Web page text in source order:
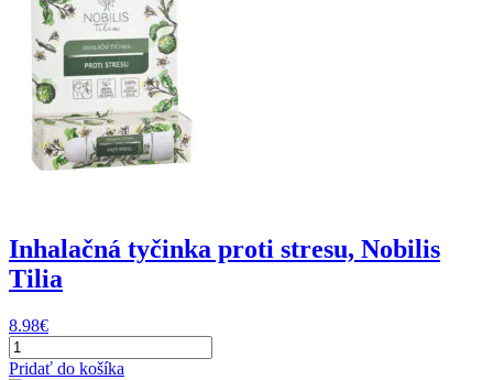
Inhalačná tyčinka proti stresu, Nobilis
Tilia
8.98€
množstvo
Inhalačná
Pridať do košíka